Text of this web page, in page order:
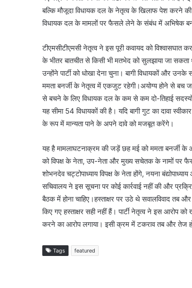
बल्कि मौजूदा विधायक दल के नेतृत्व के खिलाफ पेश करने की
विधायक दल के मामलों पर फैसले लेने के संबंध में अभिषेक
टीएमसीटीएमसी नेतृत्व ने इस पूरी कवायद को विश्वासघात
के भीतर बातचीत से किसी भी मतभेद को सुलझाया जा
उन्होंने पार्टी को धोखा देना चुना। बागी विधायकों और
ममता बनर्जी के नेतृत्व में एकजुट रहेगी।अयोग्य होने से बच
से बचने के लिए विधायक दल के कम से कम दो-तिहाई
यह सीमा 54 विधायकों की है। यदि बागी गुट का दावा
के रूप में मान्यता पाने के अपने दावे को मजबूत करेंगे।
यह है मामलाघटनाक्रम की जड़ें छह मई को ममता बनर्जी के
को विपक्ष के नेता, उप-नेता और मुख्य सचेतक के नामों पर
शोभनदेव चट्टोपाध्याय विपक्ष के नेता होंगे, नयना
सचिवालय ने इस सूचना पर कोई कार्रवाई नहीं की और
बैठक में होना चाहिए।हस्ताक्षर पर उठे थे सवालविवाद तब
किए गए हस्ताक्षर सही नहीं हैं। पार्टी नेतृत्व ने इस आरोप
करने का आरोप लगाया। इसी क्रम में टकराव तब और तेज हो
Tags featured